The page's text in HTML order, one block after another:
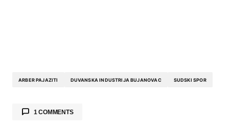
ARBER PAJAZITI DUVANSKA INDUSTRIJA BUJANOVAC SUDSKI SPOR
1 COMMENTS